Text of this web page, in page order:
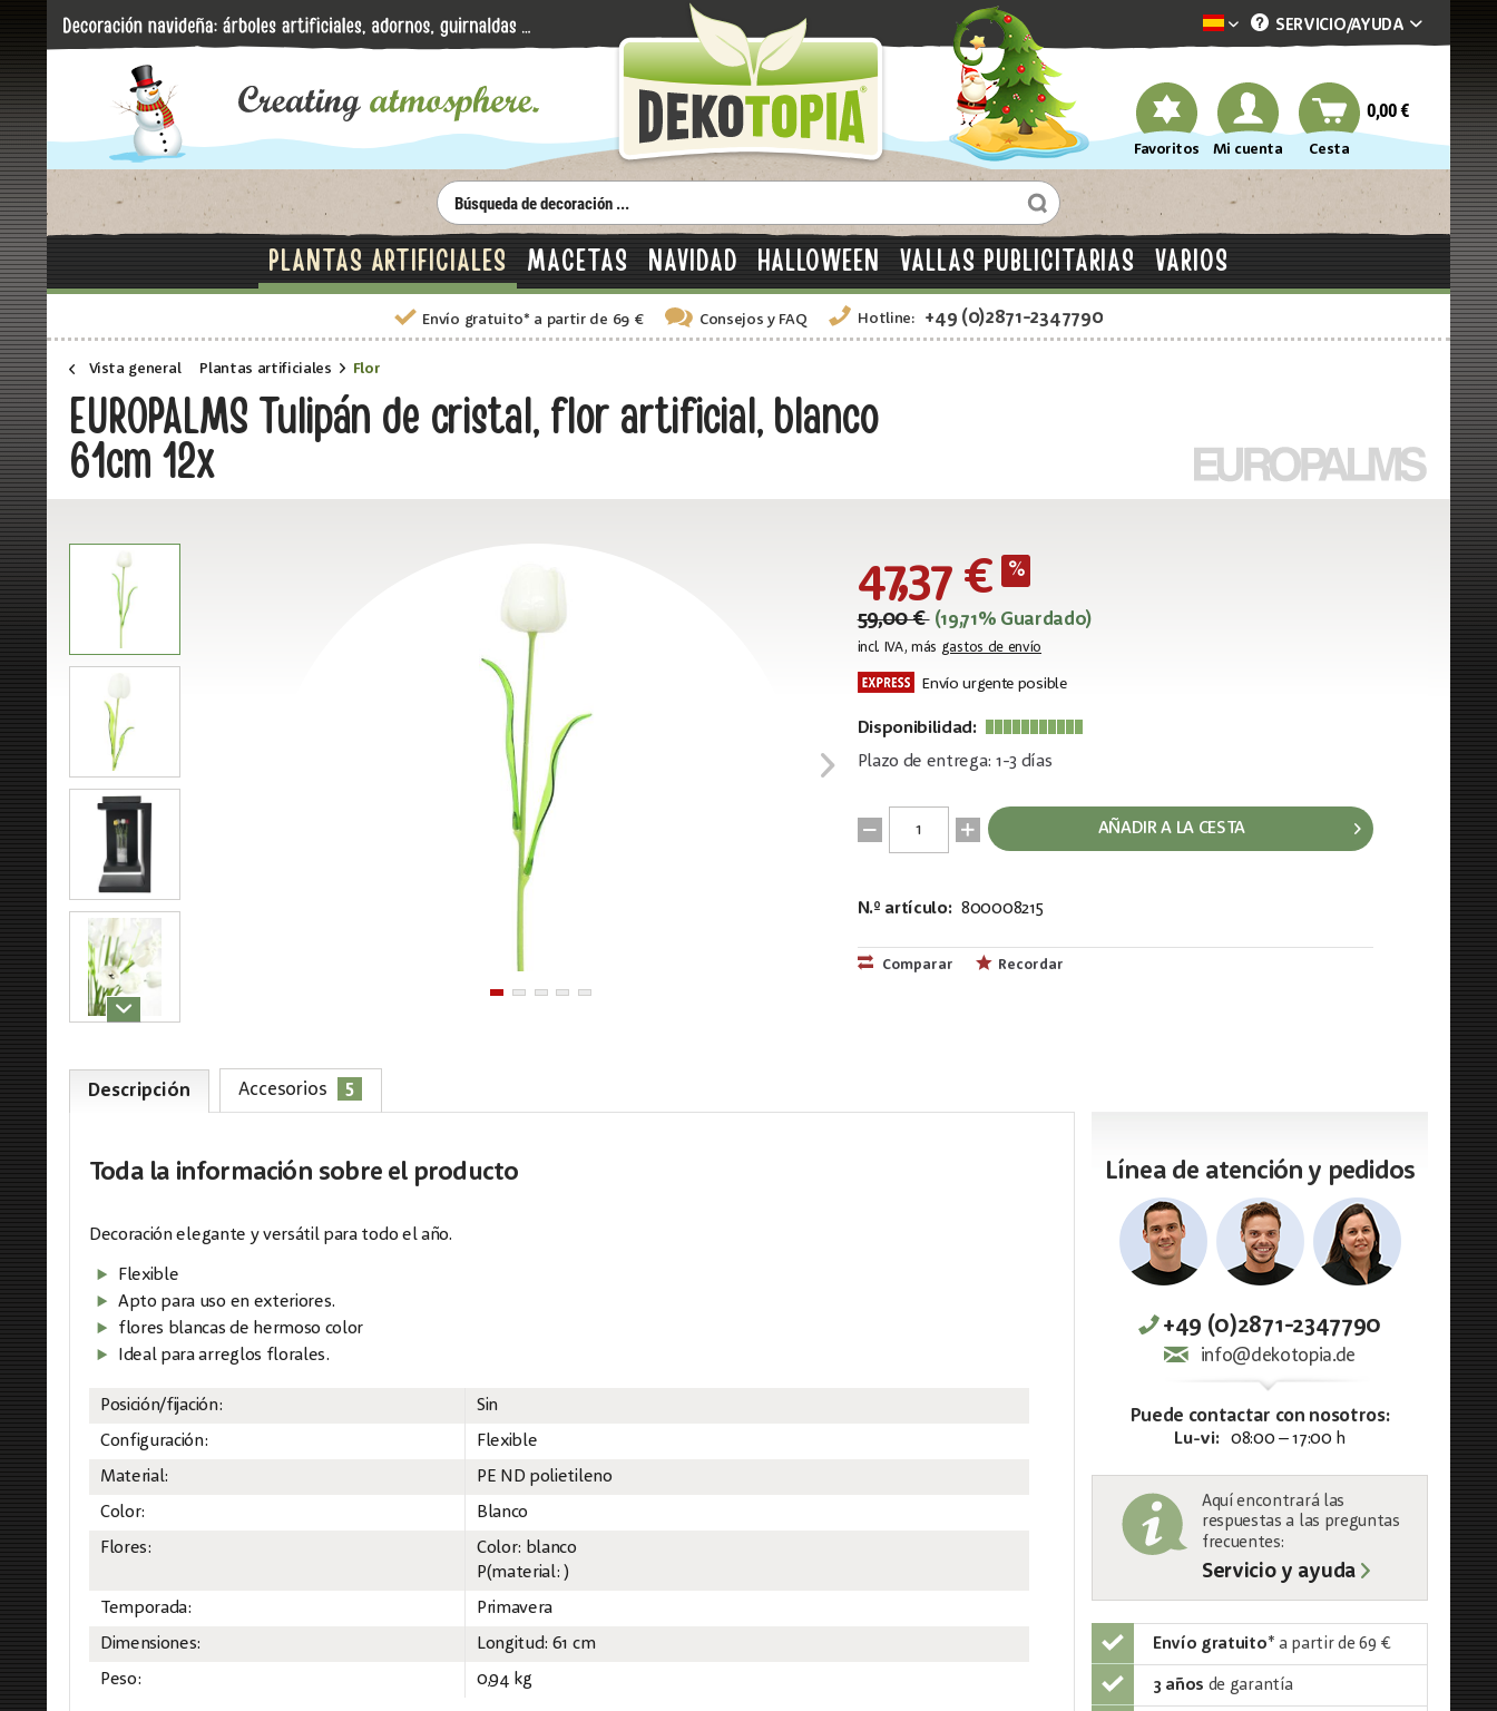
Dekotopia spanisch
SERVICIO/AYUDA
Favoritos Mi cuenta Cesta
0,00 €
PLANTAS ARTIFICIALES MACETAS NAVIDAD HALLOWEEN VALLAS PUBLICITARIAS VARIOS
Envío gratuito* a partir de 69 € Consejos y FAQ Hotline: +49 (0)2871-2347790
Vista general Plantas artificiales Flor
EUROPALMS Tulipán de cristal, flor artificial, blanco
61cm 12x
47,37 €
59,00 € (19,71% Guardado)
incl. IVA, más gastos de envío
Envío urgente posible
Disponibilidad:
Plazo de entrega: 1-3 días
AÑADIR A LA CESTA
N.º artículo: 800008215
Comparar Recordar
Descripción Accesorios 5
Toda la información sobre el producto
Decoración elegante y versátil para todo el año.
Flexible
Apto para uso en exteriores.
flores blancas de hermoso color
Ideal para arreglos florales.
Posición/fijación:
Sin
Configuración:
Flexible
Material:
PE ND polietileno
Color:
Blanco
Flores:
Color: blanco
P(material: )
Temporada:
Primavera
Dimensiones:
Longitud: 61 cm
Peso:
0,94 kg
Línea de atención y pedidos
+49 (0)2871-2347790
info@dekotopia.de
Puede contactar con nosotros:
Lu-vi: 08:00 – 17:00 h
Aquí encontrará las
respuestas a las preguntas
frecuentes:
Servicio y ayuda
Envío gratuito* a partir de 69 €
3 años de garantía